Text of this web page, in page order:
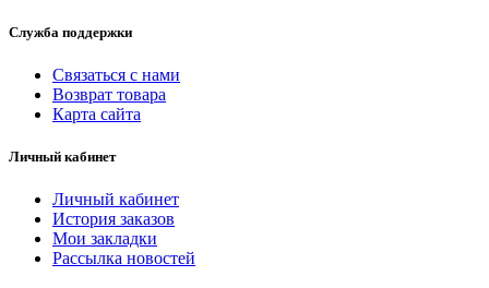
Служба поддержки
Связаться с нами
Возврат товара
Карта сайта
Личный кабинет
Личный кабинет
История заказов
Мои закладки
Рассылка новостей